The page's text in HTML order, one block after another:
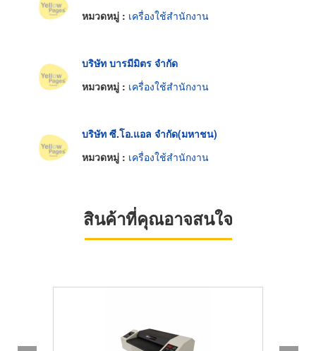
หมวดหมู่ : เครื่องใช้สำนักงาน
บริษัท บารมีมิตร จำกัด
หมวดหมู่ : เครื่องใช้สำนักงาน
บริษัท ซี.โอ.แอล จำกัด(มหาชน)
หมวดหมู่ : เครื่องใช้สำนักงาน
สินค้าที่คุณอาจสนใจ